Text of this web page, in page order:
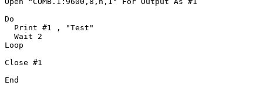
Do
  Print #1 , "Test"
  Wait 2
Loop
Close #1
End